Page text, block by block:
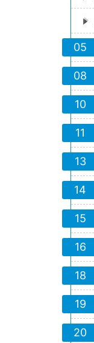
05
08
10
11
13
14
15
16
18
19
20